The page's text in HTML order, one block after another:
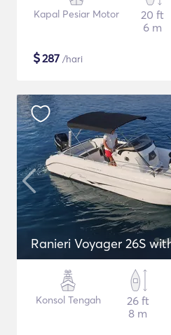
Kapal Pesiar Motor
20 ft
6 m
$287 /hari
Ranieri Voyager 26S
Konsol Tengah
26 ft
8 m